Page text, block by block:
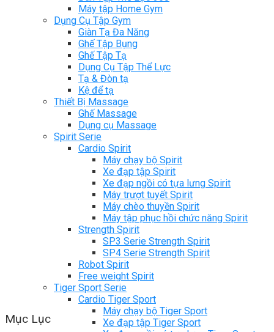
Máy tập Home Gym
Dụng Cụ Tập Gym
Giàn Tạ Đa Năng
Ghế Tập Bụng
Ghế Tập Tạ
Dụng Cụ Tập Thể Lực
Tạ & Đòn tạ
Kệ để tạ
Thiết Bị Massage
Ghế Massage
Dụng cụ Massage
Spirit Serie
Cardio Spirit
Máy chạy bộ Spirit
Xe đạp tập Spirit
Xe đạp ngồi có tựa lưng Spirit
Máy trượt tuyết Spirit
Máy chèo thuyền Spirit
Máy tập phục hồi chức năng Spirit
Strength Spirit
SP3 Serie Strength Spirit
SP4 Serie Strength Spirit
Robot Spirit
Free weight Spirit
Tiger Sport Serie
Cardio Tiger Sport
Máy chạy bộ Tiger Sport
Xe đạp tập Tiger Sport
Mục Lục